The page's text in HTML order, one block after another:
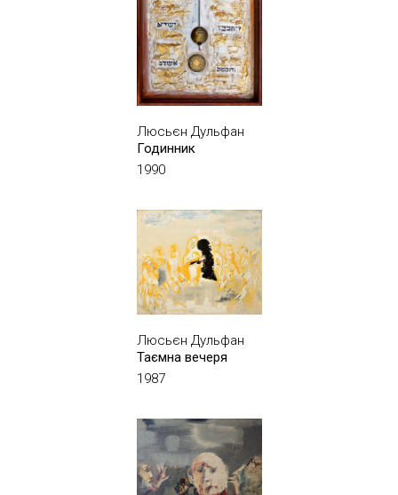
Люсьєн Дульфан
Годинник
1990
Люсьєн Дульфан
Таємна вечеря
1987